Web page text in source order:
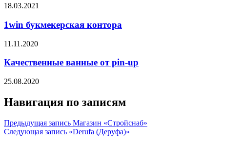
18.03.2021
1win букмекерская контора
11.11.2020
Качественные ванные от pin-up
25.08.2020
Навигация по записям
Предыдущая запись Магазин «Стройснаб»
Следующая запись «Derufa (Деруфа)»